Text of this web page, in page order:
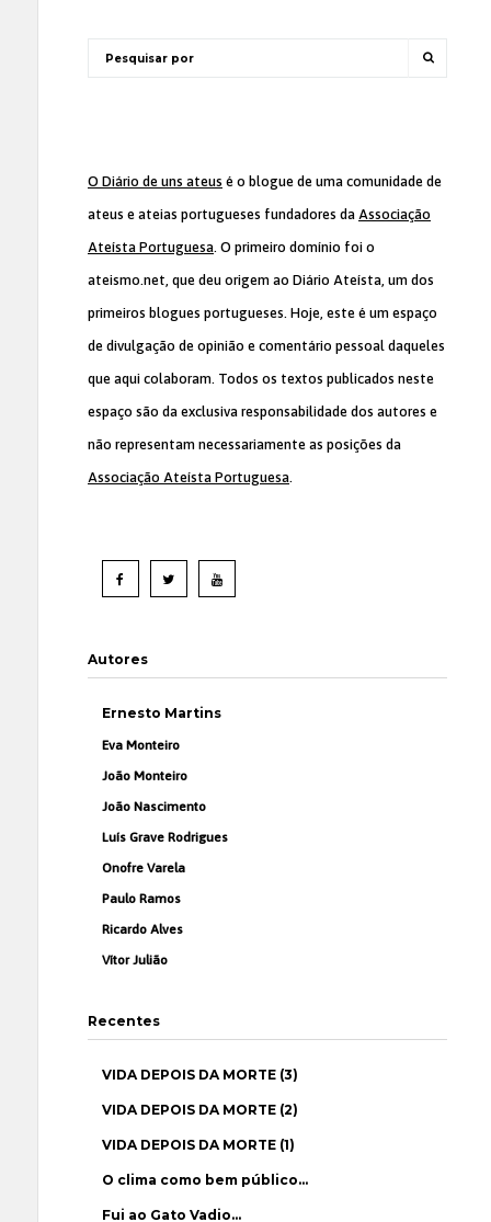
O Diário de uns ateus é o blogue de uma comunidade de
ateus e ateias portugueses fundadores da Associação
Ateísta Portuguesa. O primeiro domínio foi o
ateismo.net, que deu origem ao Diário Ateísta, um dos
primeiros blogues portugueses. Hoje, este é um espaço
de divulgação de opinião e comentário pessoal daqueles
que aqui colaboram. Todos os textos publicados neste
espaço são da exclusiva responsabilidade dos autores e
não representam necessariamente as posições da
Associação Ateísta Portuguesa.
Autores
Ernesto Martins
Eva Monteiro
João Monteiro
João Nascimento
Luís Grave Rodrigues
Onofre Varela
Paulo Ramos
Ricardo Alves
Vítor Julião
Recentes
VIDA DEPOIS DA MORTE (3)
VIDA DEPOIS DA MORTE (2)
VIDA DEPOIS DA MORTE (1)
O clima como bem público…
Fui ao Gato Vadio…